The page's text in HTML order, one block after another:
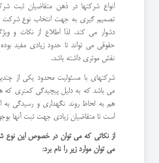
انواع شرکتها در ذهن متقاضیان ثبت
تصمیم گیری به جهت انتخاب نوع شرکت
دشوار می کند. لذا اطلاع از نکات و
حقوقی می تواند تا حدود زیادی مفید
نقش موثری داشته باشد.
شرکتهای با مسئولیت محدود یکی از
می باشد که به دلیل پیچیدگی کمتری که
هم به لحاظ روند نگهداری و رسیدگی به
است تا متقاضیان زیادی جهت ثبت آنها
از نکاتی که می توان در خصوص این نوع
می توان موارد زیر را نام برد: